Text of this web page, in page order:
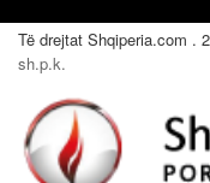
Të drejtat Shqiperia.com .
sh.p.k.